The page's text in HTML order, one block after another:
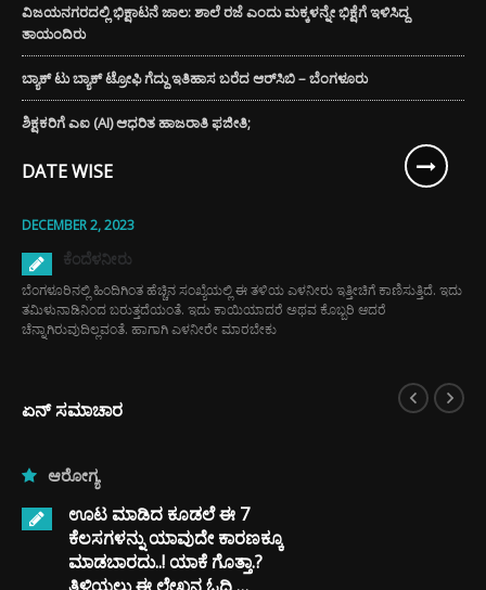
ವಿಜಯನಗರದಲ್ಲಿ ಭಿಕ್ಷಾಟನೆ ಜಾಲ: ಶಾಲೆ ರಜೆ ಎಂದು ಮಕ್ಕಳನ್ನೇ ಭಿಕ್ಷೆಗೆ ಇಳಿಸಿದ್ದ
ತಾಯಂದಿರು
ಬ್ಯಾಕ್ ಟು ಬ್ಯಾಕ್ ಟ್ರೋಫಿ ಗೆದ್ದು ಇತಿಹಾಸ ಬರೆದ ಆರ್‌ಸಿಬಿ – ಬೆಂಗಳೂರು
ಶಿಕ್ಷಕರಿಗೆ ಎಐ (AI) ಆಧರಿತ ಹಾಜರಾತಿ ಫಜೀತಿ;
DATE WISE
DECEMBER 2, 2023
ಕೆಂದೆಳನೀರು
ಬೆಂಗಳೂರಿನಲ್ಲಿ ಹಿಂದಿಗಿಂತ ಹೆಚ್ಚಿನ ಸಂಖ್ಯೆಯಲ್ಲಿ ಈ ತಳಿಯ ಎಳನೀರು ಇತ್ತೀಚಿಗೆ ಕಾಣಿಸುತ್ತಿದೆ. ಇದು
ತಮಿಳುನಾಡಿನಿಂದ ಬರುತ್ತದೆಯಂತೆ. ಇದು ಕಾಯಿಯಾದರೆ ಅಥವ ಕೊಬ್ಬರಿ ಆದರೆ
ಚೆನ್ನಾಗಿರುವುದಿಲ್ಲವಂತೆ. ಹಾಗಾಗಿ ಎಳನೀರೇ ಮಾರಬೇಕು
ಏನ್ ಸಮಾಚಾರ
ಆರೋಗ್ಯ
ಊಟ ಮಾಡಿದ ಕೂಡಲೆ ಈ 7
ಕೆಲಸಗಳನ್ನು ಯಾವುದೇ ಕಾರಣಕ್ಕೂ
ಮಾಡಬಾರದು..! ಯಾಕೆ ಗೊತ್ತಾ.?